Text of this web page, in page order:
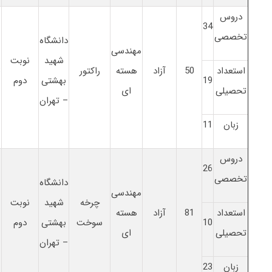
دروس
تخصصی
34
50 آزاد
مهندسی
هسته
ای
راکتور
دانشگاه
شهید
بهشتی
– تهران
نوبت
دوم
استعداد
تحصیلی
19
زبان 11
دروس
تخصصی
26
81 آزاد
مهندسی
هسته
ای
چرخه
سوخت
دانشگاه
شهید
بهشتی
– تهران
نوبت
دوم
استعداد
تحصیلی
10
زبان 23